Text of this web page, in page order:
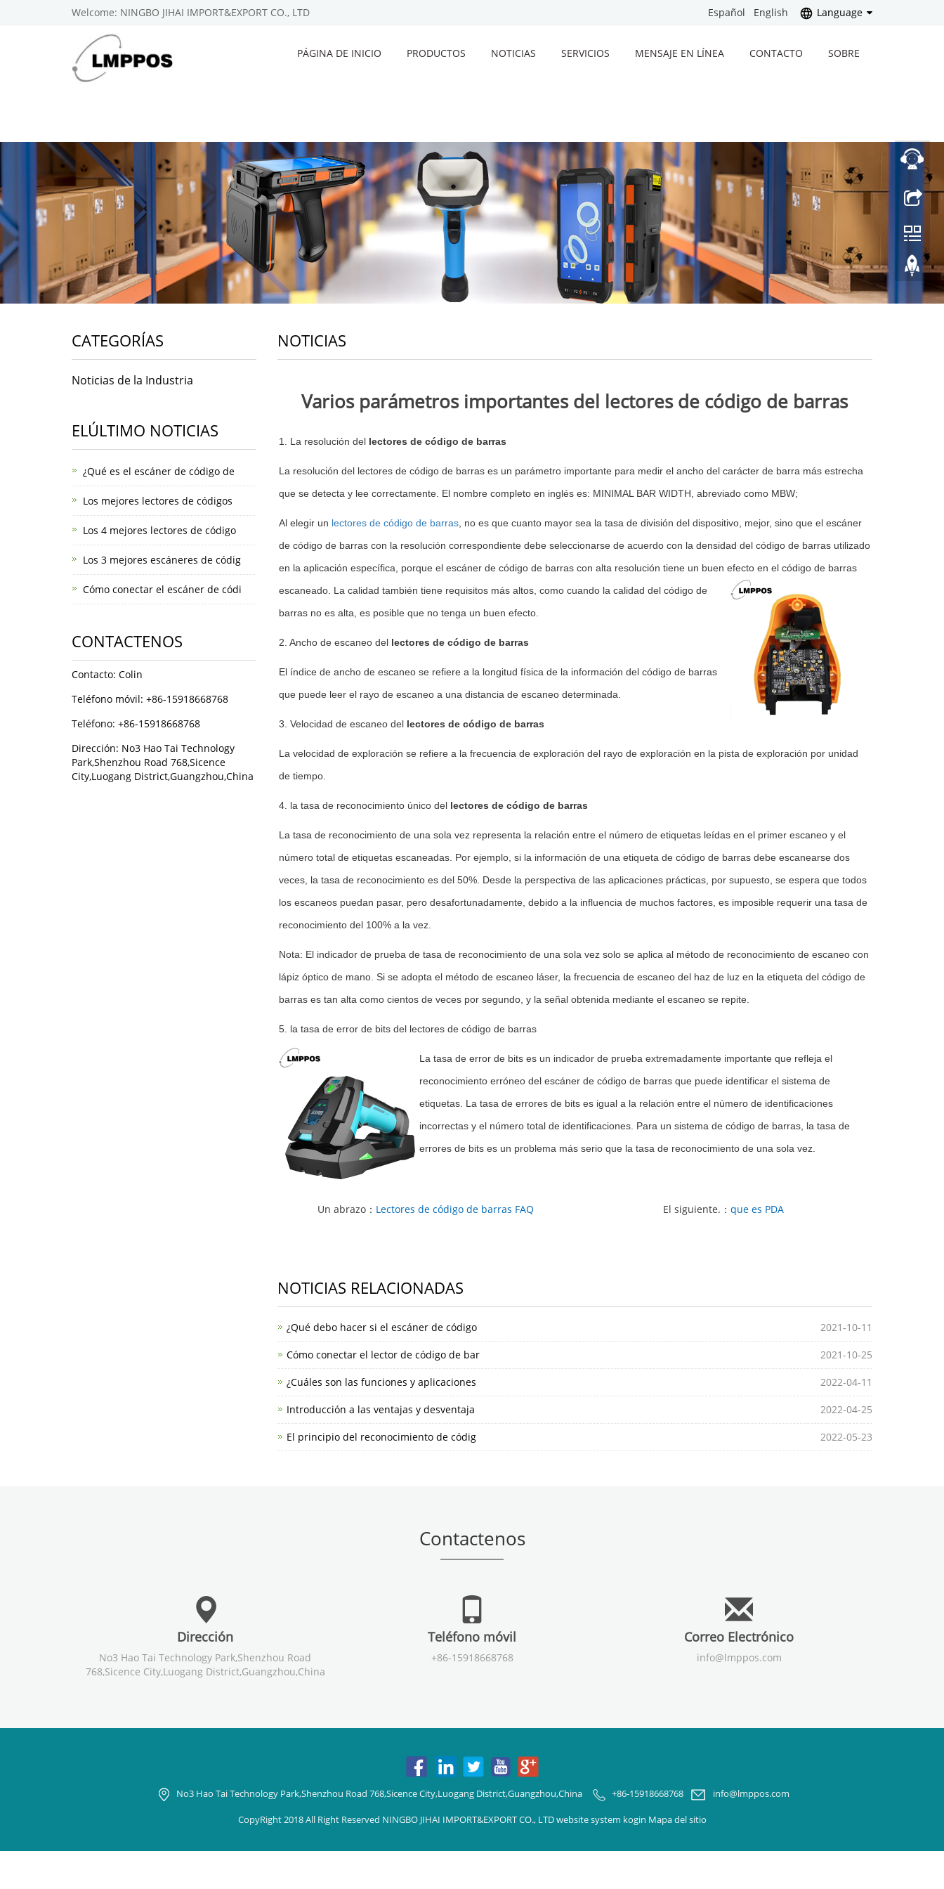
Welcome: NINGBO JIHAI IMPORT&EXPORT CO., LTD Language
Español English
PÁGINA DE INICIO PRODUCTOS NOTICIAS SERVICIOS MENSAJE EN LÍNEA CONTACTO SOBRE
NOTICIAS
Varios parámetros importantes del lectores de código de barras
1. La resolución del lectores de código de barras
La resolución del lectores de código de barras es un parámetro importante para medir el ancho del carácter de barra más estrecha
que se detecta y lee correctamente. El nombre completo en inglés es: MINIMAL BAR WIDTH, abreviado como MBW;
Al elegir un lectores de código de barras, no es que cuanto mayor sea la tasa de división del dispositivo, mejor, sino que el escáner
de código de barras con la resolución correspondiente debe seleccionarse de acuerdo con la densidad del código de barras utilizado
en la aplicación específica, porque el escáner de código de barras con alta resolución tiene un buen efecto en el código de barras
escaneado. La calidad también tiene requisitos más altos, comocuando la calidad del código de
barras no es alta, es posible que no tenga un buen efecto.
2. Ancho de escaneo del lectores de código de barras
El índice de ancho de escaneo se refiere a la longitud física de la información del código de barras
que puede leer el rayo de escaneo a una distancia de escaneo determinada.
3. Velocidad de escaneo del lectores de código de barras
La velocidad de exploración se refiere a la frecuencia de exploración del rayo de exploración en la pista de exploración por unidad
de tiempo.
4. la tasa de reconocimiento único del lectores de código de barras
La tasa de reconocimiento de una sola vez representa la relación entre el número de etiquetas leídas en el primer escaneo y el
número total de etiquetas escaneadas. Por ejemplo, si la información de una etiqueta de código de barras debe escanearse dos
veces, la tasa de reconocimiento es del 50%. Desde la perspectiva de las aplicaciones prácticas, por supuesto, se espera que todos
los escaneos puedan pasar, pero desafortunadamente, debido a la influencia de muchos factores, es imposible requerir una tasa de
reconocimiento del 100% a la vez.
Nota: El indicador de prueba de tasa de reconocimiento de una sola vez solo se aplica al método de reconocimiento de escaneo con
lápiz óptico de mano. Si se adopta el método de escaneo láser, la frecuencia de escaneo del haz de luz en la etiqueta del código de
barras es tan alta como cientos de veces por segundo, y la señal obtenida mediante el escaneo se repite.
5. la tasa de error de bits del lectores de código de barras
La tasa de error de bits es un indicador de prueba extremadamente importante que refleja el
reconocimiento erróneo del escáner de código de barras que puede identificar el sistema de
etiquetas. La tasa de errores de bits es igual a la relación entre el número de identificaciones
incorrectas y el número total de identificaciones. Para un sistema de código de barras, la tasa de
errores de bits es un problema más serio que la tasa de reconocimiento de una sola vez.
Un abrazo： Lectores de código de barras FAQ El siguiente.：que es PDA
NOTICIAS RELACIONADAS
¿Qué debo hacer si el escáner de código 2021-10-11
Cómo conectar el lector de código de bar 2021-10-25
¿Cuáles son las funciones y aplicaciones 2022-04-11
Introducción a las ventajas y desventaja 2022-04-25
El principio del reconocimiento de códig 2022-05-23
CATEGORÍAS
Noticias de la Industria
ELÚLTIMO NOTICIAS
¿Qué es el escáner de código de
Los mejores lectores de códigos
Los 4 mejores lectores de código
Los 3 mejores escáneres de códig
Cómo conectar el escáner de códi
CONTACTENOS
Contacto: Colin
Teléfono móvil: +86-15918668768
Teléfono: +86-15918668768
Dirección: No3 Hao Tai Technology
Park,Shenzhou Road 768,Sicence
City,Luogang District,Guangzhou,China
Contactenos
Dirección
No3 Hao Tai Technology Park,Shenzhou Road
768,Sicence City,Luogang District,Guangzhou,China
Teléfono móvil
+86-15918668768
Correo Electrónico
info@lmppos.com
No3 Hao Tai Technology Park,Shenzhou Road 768,Sicence City,Luogang District,Guangzhou,China +86-15918668768 info@lmppos.com
CopyRight 2018 All Right Reserved NINGBO JIHAI IMPORT&EXPORT CO., LTD website system kogin Mapa del sitio